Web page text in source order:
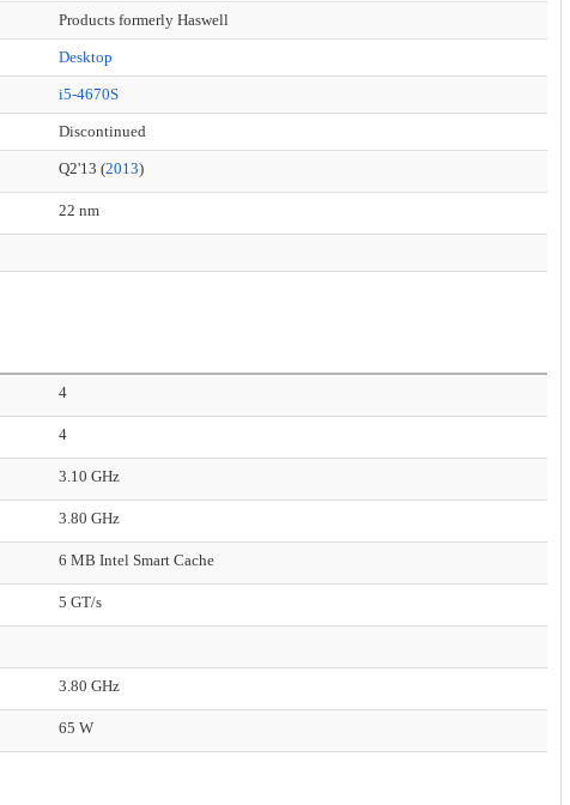
Products formerly Haswell
Desktop
i5-4670S
Discontinued
Q2'13 (2013)
22 nm
4
4
3.10 GHz
3.80 GHz
6 MB Intel Smart Cache
5 GT/s
3.80 GHz
65 W